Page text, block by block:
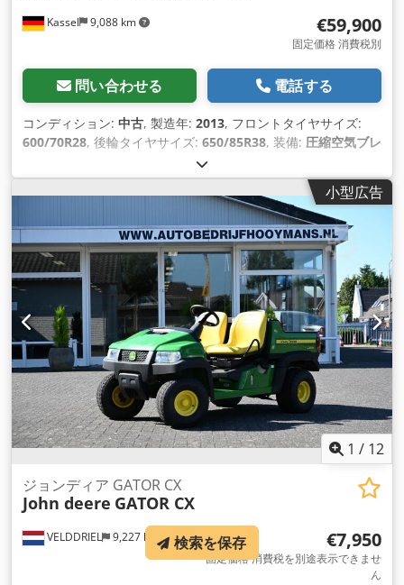
Kassel 9,088 km €59,900
固定価格 消費税別
問い合わせる 電話する
コンディション: 中古, 製造年: 2013, フロントタイヤサイズ:
600/70R28, 後輪タイヤサイズ: 650/85R38, 装備: 圧縮空気ブレ
小型広告
1 / 12
VELDDRIEL 9,227 km
ジョンディア GATOR CX
John deere GATOR CX
€7,950
固定価格 消費税を別途表示できませ
ん
検索を保存